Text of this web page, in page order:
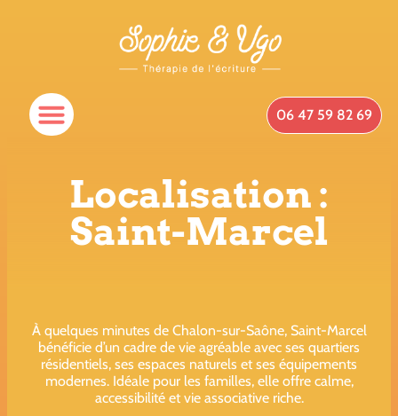
06 47 59 82 69
Localisation :
Saint-Marcel
À quelques minutes de Chalon-sur-Saône, Saint-Marcel
bénéficie d’un cadre de vie agréable avec ses quartiers
résidentiels, ses espaces naturels et ses équipements
modernes. Idéale pour les familles, elle offre calme,
accessibilité et vie associative riche.